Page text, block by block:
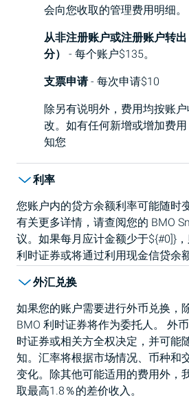
会向您收取的管理费用明细。
从非注册账户或注册账户转
分） - 每个账户$135。
支票申请- 每次申请$10
除另有说明外，费用均按账
改。如有任何新增或增加费
知您
利率
您账户内的贷方余额利率可能随时
有关更多详情，请查阅您的 BMO
议。如果每月应计金额少于${#0]}，
利时证券或将通过利用现金信贷余
外汇兑换
如果您的账户需要进行外币兑换，
BMO 利时证券将作为委托人。 外
时证券或相关方全权决定，并可能
知。汇率将根据市场情况、币种和
变化。除其他可能适用的费用外，
取最高1.8％的差价收入。